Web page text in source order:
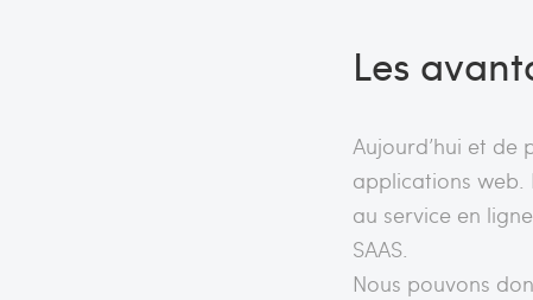
Les
Aujourd’hui et de
applications web.
au service en
SAAS.
Nous pouvons